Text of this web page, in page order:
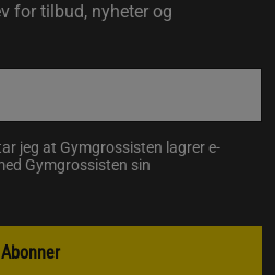
for tilbud, nyheter og
jeg at Gymgrossisten lagrer e-
Gymgrossisten sin
Abonner